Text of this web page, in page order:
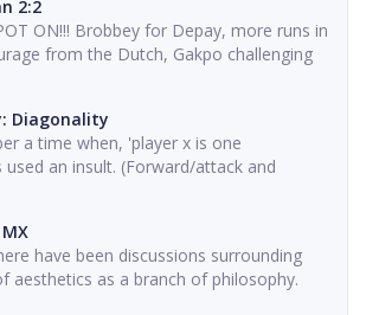
2:2
ON!!! Brobbey for Depay, more runs in
from the Dutch, Gakpo challenging
Diagonality
a time when, 'player x is one
used an insult. (Forward/attack and
have been discussions surrounding
aesthetics as a branch of philosophy.